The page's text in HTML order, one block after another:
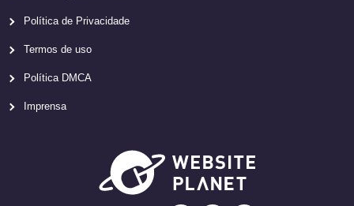
Política de Privacidade
Termos de uso
Política DMCA
Imprensa